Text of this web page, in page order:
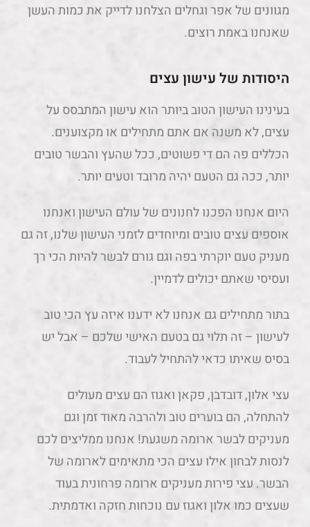
מגוונים של אפר וגחלים הצלחנו לדייק את כמות העשן
שאנחנו באמת רוצים.
היסודות של עישון עצים
בעינינו העישון הטוב ביותר הוא עישון המתבסס על
עצים, לא משנה אם אתם מתחילים או מקצוענים.
הכללים פה הם די פשוטים, ככל שהעץ והבשר טובים
יותר, ככה גם הטעם יהיה מרובד וטעים יותר.
היום אנחנו הפכנו לחנונים של עולם העישון ואנחנו
אוספים עצים טובים ומיוחדים לזמני העישון שלנו, זה גם
מעניק טעם יוקרתי בפה וגם גורם לבשר להיות הכי רך
ועסיסי שאתם יכולים לדמיין.
בתור מתחילים גם אנחנו לא ידענו איזה עץ הכי טוב
לעישון – זה תלוי גם בטעם האישי שלכם – אבל יש
בסיס שאיתו כדאי להתחיל לעבוד.
עצי אלון, דובדבן, פקאן ואגוז הם עצים מעולים
להתחלה, הם בוערים טוב ולהרבה מאוד זמן וגם
מעניקים לבשר ארומה משגעת! אנחנו ממליצים לכם
לנסות לבחון אילו עצים הכי מתאימים לארומה של
הבשר. עצי פירות מעניקים ארומה פרחונית בעוד
שעצים כמו אלון ואגוז עם נוכחות חזקה ואדמתית.